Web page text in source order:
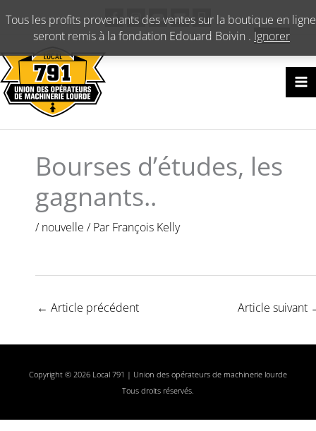
Tous les profits provenants des ventes sur la boutique en
seront remis à la fondation Edouard Boivin . Ignorer
au
contenu
Bourses d’études, les
gagnants..
/nouvelle / Par François Kelly
← Article précédent Article suivant
Copyright © 2026 Local 791 | Union des opérateurs de machinerie lourde
Tous droits réservés.